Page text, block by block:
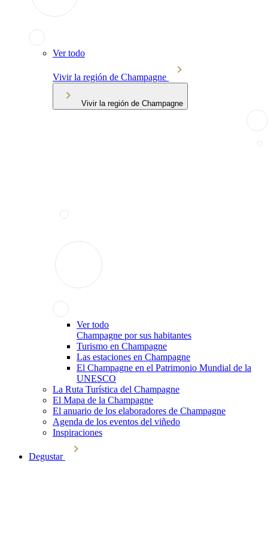
Ver todo
Vivir la región de Champagne
Vivir la región de Champagne
Ver todo
Champagne por sus habitantes
Turismo en Champagne
Las estaciones en Champagne
El Champagne en el Patrimonio Mundial de la
UNESCO
La Ruta Turística del Champagne
El Mapa de la Champagne
El anuario de los elaboradores de Champagne
Agenda de los eventos del viñedo
Inspiraciones
Degustar